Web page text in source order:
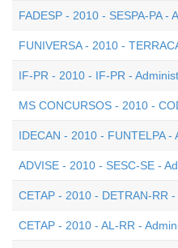
FADESP - 2010 - SESPA-PA -
FUNIVERSA - 2010 -
IF-PR - 2010 - IF-PR -
MS CONCURSOS - 2010 -
IDECAN - 2010 - FUNTELPA -
ADVISE - 2010 - SESC-SE -
CETAP - 2010 - DETRAN-RR
CETAP - 2010 - AL-RR -